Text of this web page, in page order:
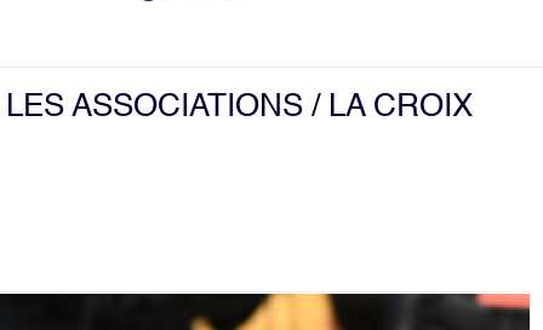
ASSOCIATIONS / LA CROIX